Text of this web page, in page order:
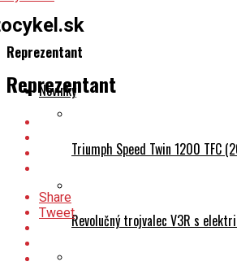
Reprezentant
Novinky
Triumph Speed Twin 1200 TFC
Revolučný trojvalec V3R s
Reprezentant
Share
Tweet